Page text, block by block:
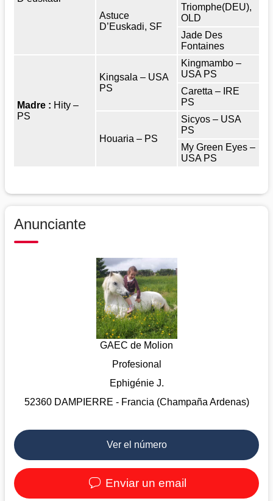
Astuce
D’Euskadi, SF
Triomphe(DEU),
OLD
Jade Des
Fontaines
Madre : Hity –
PS
Kingsala – USA
PS
Kingmambo –
USA PS
Caretta – IRE
PS
Houaria – PS
Sicyos – USA
PS
My Green Eyes –
USA PS
Anunciante
GAEC de Molion
Profesional
Ephigénie J.
52360 DAMPIERRE - Francia (Champaña Ardenas)
Ver el número
Enviar un email